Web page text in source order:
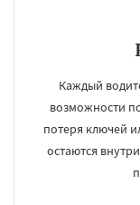
Каждый
возможности
потеря ключей
остаются